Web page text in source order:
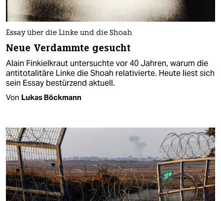
Essay über die Linke und die Shoah
Neue Verdammte gesucht
Alain Finkielkraut untersuchte vor 40 Jahren, warum die
antitotalitäre Linke die Shoah relativierte. Heute liest sich
sein Essay bestürzend aktuell.
Von Lukas Böckmann